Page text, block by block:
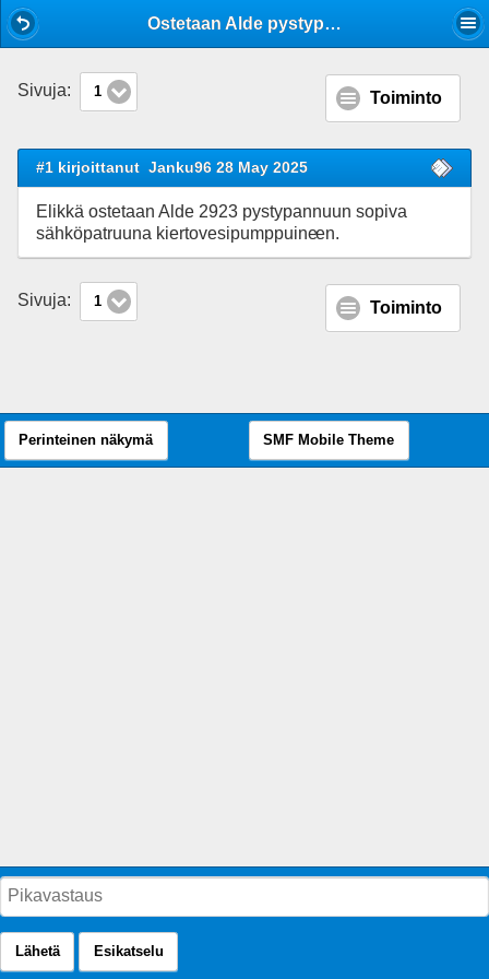
Ostetaan Alde pystypannun sähköpatruuna kiertovesipumppuineen!
Sivuja: 1 Toiminto
#1 kirjoittanut Janku96 28 May 2025
Elikkä ostetaan Alde 2923 pystypannuun sopiva
sähköpatruuna kiertovesipumppuineen.
Sivuja: 1 Toiminto
Lähetä Esikatselu
Perinteinen näkymä SMF Mobile Theme